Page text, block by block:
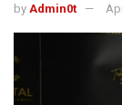
by Admin0t